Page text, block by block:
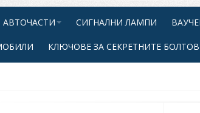
АВТОЧАСТИ СИГНАЛНИ ЛАМПИ
КЛЮЧОВЕ ЗА СЕКРЕТНИТЕ